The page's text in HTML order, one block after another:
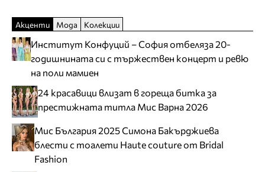
Акценти Мода Колекции
Институт Конфуций – София отбеляза 20-
годишнината си с тържествен концерт и ревю
на поли мамиен
24 красавици влизат в гореща битка за
престижната титла Мис Варна 2026
Мис България 2025 Симона Бакърджиева
блести с тоалети Haute couture от Bridal
Fashion